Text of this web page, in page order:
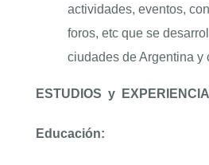
actividades, eventos,
foros, etc que se
ciudades de Argentina y
ESTUDIOS y
Educación: